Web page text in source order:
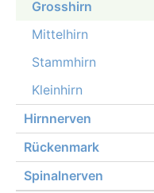
Grosshirn
Mittelhirn
Stammhirn
Kleinhirn
Hirnnerven
Rückenmark
Spinalnerven